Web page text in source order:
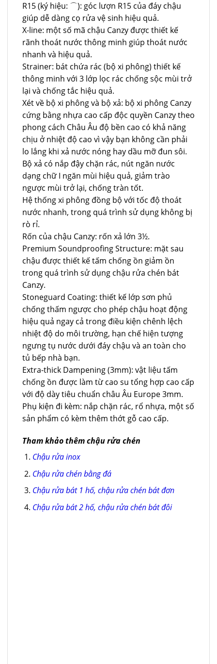
R15 (ký hiệu: ⌒): góc lượn R15 của đáy chậu
giúp dễ dàng cọ rửa vệ sinh hiệu quả.
X-line: một số mã chậu Canzy được thiết kế
rãnh thoát nước thông minh giúp thoát nước
nhanh và hiệu quả.
Strainer: bát chứa rác (bộ xi phông) thiết kế
thông minh với 3 lớp lọc rác chống sộc mùi trở
lại và chống tắc hiệu quả.
Xét về bộ xi phông và bộ xả: bộ xi phông Canzy
cứng bằng nhựa cao cấp độc quyền Canzy theo
phong cách Châu Âu độ bền cao có khả năng
chịu ở nhiệt độ cao vì vậy bạn không cần phải
lo lắng khi xả nước nóng hay dầu mỡ đun sôi.
Bộ xả có nắp đậy chặn rác, nút ngăn nước
dạng chữ I ngăn mùi hiệu quả, giảm trào
ngược mùi trở lại, chống tràn tốt.
Hệ thống xi phông đồng bộ với tốc độ thoát
nước nhanh, trong quá trình sử dụng không bị
rò rỉ.
Rốn của chậu Canzy: rốn xả lớn 3½.
Premium Soundproofing Structure: mặt sau
chậu được thiết kế tấm chống ồn giảm ồn
trong quá trình sử dụng chậu rửa chén bát
Canzy.
Stoneguard Coating: thiết kế lớp sơn phủ
chống thấm ngược cho phép chậu hoạt động
hiệu quả ngay cả trong điều kiện chênh lệch
nhiệt độ do môi trường, hạn chế hiện tượng
ngưng tụ nước dưới đáy chậu và an toàn cho
tủ bếp nhà bạn.
Extra-thick Dampening (3mm): vật liệu tấm
chống ồn được làm từ cao su tổng hợp cao cấp
với độ dày tiêu chuẩn châu Âu Europe 3mm.
Phụ kiện đi kèm: nắp chặn rác, rổ nhựa, một số
sản phẩm có kèm thêm thớt gỗ cao cấp.
Tham khảo thêm chậu rửa chén
Chậu rửa inox
Chậu rửa chén bằng đá
Chậu rửa bát 1 hố, chậu rửa chén bát đơn
Chậu rửa bát 2 hố, chậu rửa chén bát đôi